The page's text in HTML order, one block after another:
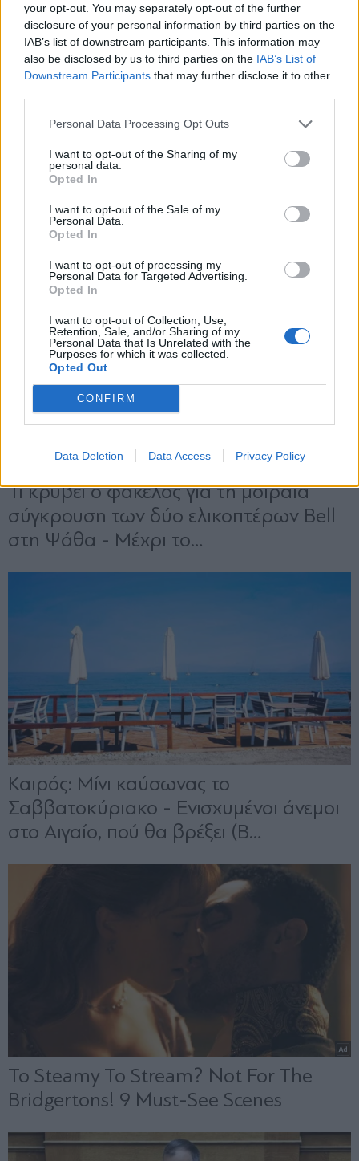
your opt-out. You may separately opt-out of the further
disclosure of your personal information by third parties on the
IAB’s list of downstream participants. This information may
also be disclosed by us to third parties on the IAB’s List of
Downstream Participants that may further disclose it to other
Personal Data Processing Opt Outs
I want to opt-out of the Sharing of my
personal data.
Opted In
I want to opt-out of the Sale of my
Personal Data.
Opted In
I want to opt-out of processing my
Personal Data for Targeted Advertising.
Opted In
I want to opt-out of Collection, Use,
Retention, Sale, and/or Sharing of my
Personal Data that Is Unrelated with the
Purposes for which it was collected.
Opted Out
CONFIRM
Data Deletion Data Access Privacy Policy
Εγγραφή στο newsletter
Αποδέχομαι τους
και την πολιτική απορρήτου
X